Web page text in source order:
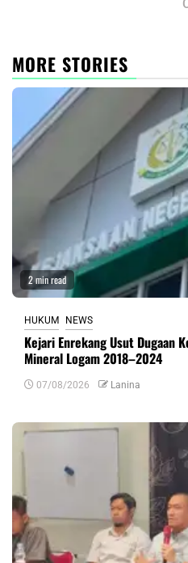
MORE STORIES
2 min read
HUKUM NEWS
Kejari Enrekang Usut Dugaan
Mineral Logam 2018–2024
07/08/2026 Lanina